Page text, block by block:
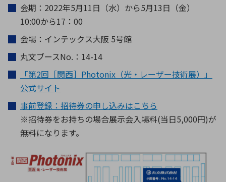
会期：2022年5月11日（水）から5月13日（金）
10:00から17：00
会場：インテックス大阪 5号館
丸文ブースNo.：14-14
「第2回［関西］Photonix（光・レーザー技術展）」
公式サイト
事前登録：招待券の申し込みはこちら
※招待券をお持ちの場合展示会入場料(当日5,000円)が
無料になります。